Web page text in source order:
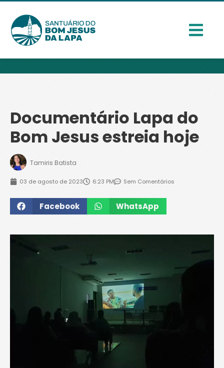
Documentário Lapa do
Bom Jesus estreia hoje
Tamiris Batista
03 de agosto de 2023 6:23 PM Sem Comentários
Facebook WhatsApp